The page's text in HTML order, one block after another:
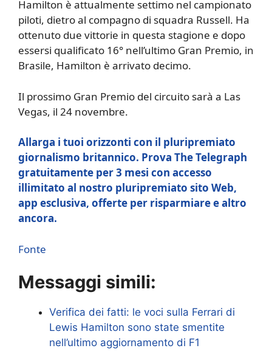
Hamilton è attualmente settimo nel campionato
piloti, dietro al compagno di squadra Russell. Ha
ottenuto due vittorie in questa stagione e dopo
essersi qualificato 16° nell’ultimo Gran Premio, in
Brasile, Hamilton è arrivato decimo.
Il prossimo Gran Premio del circuito sarà a Las
Vegas, il 24 novembre.
Allarga i tuoi orizzonti con il pluripremiato
giornalismo britannico. Prova The Telegraph
gratuitamente per 3 mesi con accesso
illimitato al nostro pluripremiato sito Web,
app esclusiva, offerte per risparmiare e altro
ancora.
Fonte
Messaggi simili:
Verifica dei fatti: le voci sulla Ferrari di
Lewis Hamilton sono state smentite
nell’ultimo aggiornamento di F1